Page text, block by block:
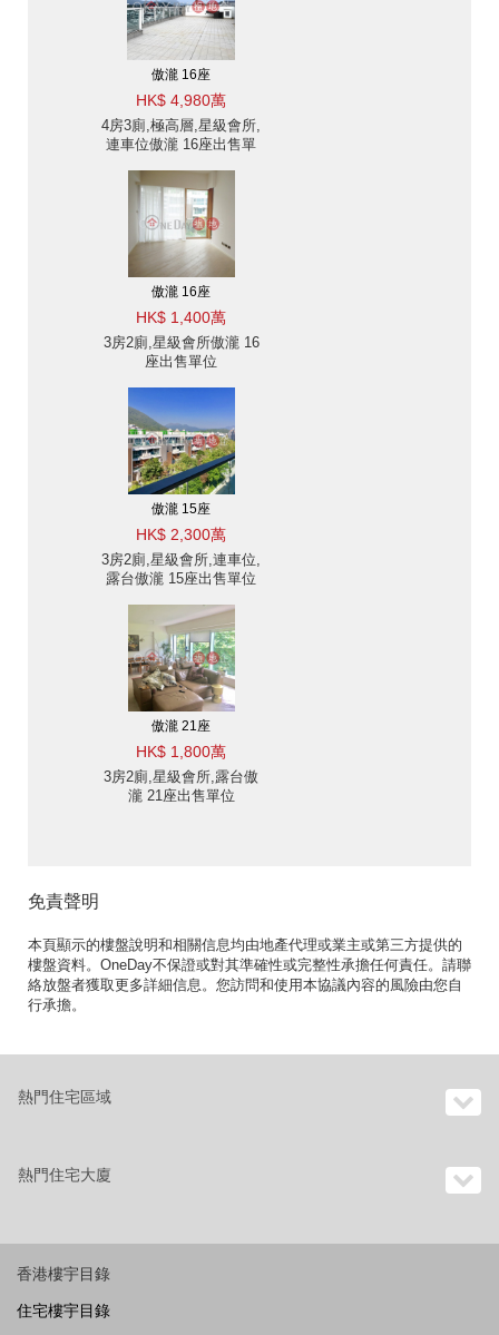
傲瀧 16座
HK$ 4,980萬
4房3廁,極高層,星級會所,
連車位傲瀧 16座出售單
傲瀧 16座
HK$ 1,400萬
3房2廁,星級會所傲瀧 16
座出售單位
傲瀧 15座
HK$ 2,300萬
3房2廁,星級會所,連車位,
露台傲瀧 15座出售單位
傲瀧 21座
HK$ 1,800萬
3房2廁,星級會所,露台傲
瀧 21座出售單位
免責聲明
本頁顯示的樓盤說明和相關信息均由地產代理或業主或第三方提供的
樓盤資料。OneDay不保證或對其準確性或完整性承擔任何責任。請聯
絡放盤者獲取更多詳細信息。您訪問和使用本協議內容的風險由您自
行承擔。
熱門住宅區域
熱門住宅大廈
香港樓宇目錄
住宅樓宇目錄